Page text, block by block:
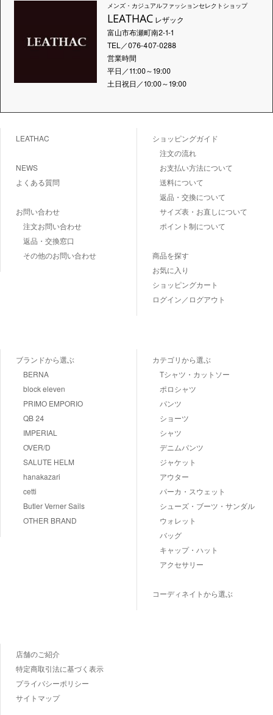
メンズ・カジュアルファッションセレクトショップ
LEATHACレザック
富山市布瀬町南2-1-1
TEL／076-407-0288
営業時間
平日／11:00～19:00
土日祝日／10:00～19:00
LEATHAC
NEWS
よくある質問
お問い合わせ
注文お問い合わせ
返品・交換窓口
その他のお問い合わせ
ショッピングガイド
注文の流れ
お支払い方法について
送料について
返品・交換について
サイズ表・お直しについて
ポイント制について
商品を探す
お気に入り
ショッピングカート
ログイン／ログアウト
ブランドから選ぶ
BERNA
block eleven
PRIMO EMPORIO
QB 24
IMPERIAL
OVER/D
SALUTE HELM
hanakazari
cetti
Butler Verner Sails
OTHER BRAND
カテゴリから選ぶ
Tシャツ・カットソー
ポロシャツ
パンツ
ショーツ
シャツ
デニムパンツ
ジャケット
アウター
パーカ・スウェット
シューズ・ブーツ・サンダル
ウォレット
バッグ
キャップ・ハット
アクセサリー
コーディネイトから選ぶ
店舗のご紹介
特定商取引法に基づく表示
プライバシーポリシー
サイトマップ